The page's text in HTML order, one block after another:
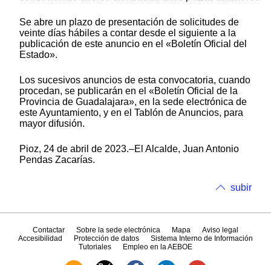
Se abre un plazo de presentación de solicitudes de
veinte días hábiles a contar desde el siguiente a la
publicación de este anuncio en el «Boletín Oficial del
Estado».
Los sucesivos anuncios de esta convocatoria, cuando
procedan, se publicarán en el «Boletín Oficial de la
Provincia de Guadalajara», en la sede electrónica de
este Ayuntamiento, y en el Tablón de Anuncios, para
mayor difusión.
Pioz, 24 de abril de 2023.–El Alcalde, Juan Antonio
Pendas Zacarías.
subir
Contactar Sobre la sede electrónica Mapa
Aviso legal
Accesibilidad
Protección de datos
Sistema Interno de Información
Tutoriales
Empleo en la AEBOE